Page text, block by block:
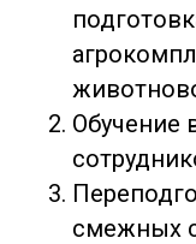
Обучение
смежных